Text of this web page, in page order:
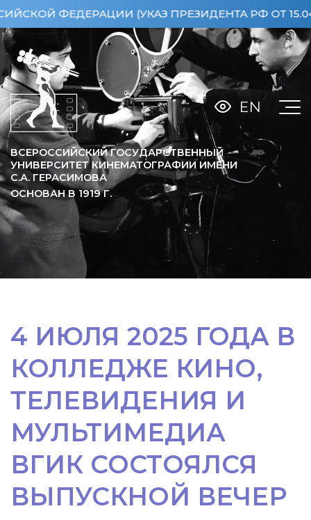
(УКАЗ ПРЕЗИДЕНТА РФ ОТ 15.04.2013 №360)
ВСЕРОССИЙСКИЙ ГОСУДАРСТВЕННЫЙ
УНИВЕРСИТЕТ КИНЕМАТОГРАФИИ ИМЕНИ
С.А. ГЕРАСИМОВА
ОСНОВАН В 1919Г.
EN
4 ИЮЛЯ 2025 ГОДА В
КОЛЛЕДЖЕ КИНО,
ТЕЛЕВИДЕНИЯ И
МУЛЬТИМЕДИА
ВГИК СОСТОЯЛСЯ
ВЫПУСКНОЙ ВЕЧЕР